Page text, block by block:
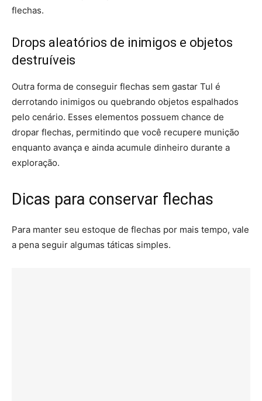
flechas.
Drops aleatórios de inimigos e objetos
destruíveis
Outra forma de conseguir flechas sem gastar Tul é
derrotando inimigos ou quebrando objetos espalhados
pelo cenário. Esses elementos possuem chance de
dropar flechas, permitindo que você recupere munição
enquanto avança e ainda acumule dinheiro durante a
exploração.
Dicas para conservar flechas
Para manter seu estoque de flechas por mais tempo, vale
a pena seguir algumas táticas simples.